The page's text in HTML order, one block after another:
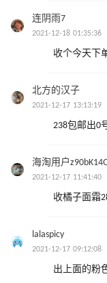
连阴雨7
2021-12-18 01:35:36
收个今天下
北方的汉子
2021-12-17 13:13:19
238包邮出0
海淘用户
2021-12-17 11:41:40
收橘子面霜
lalaspicy
2021-12-17 09:12:08
出上面的粉